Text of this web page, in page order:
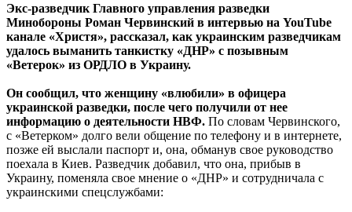
Экс-разведчик Главного управления разведки
Минобороны Роман Червинский в интервью на YouTube
канале «Христя», рассказал, как украинским разведчикам
удалось выманить танкистку «ДНР» с позывным
«Ветерок» из ОРДЛО в Украину.
Он сообщил, что женщину «влюбили» в офицера
украинской разведки, после чего получили от нее
информацию о деятельности НВФ. По словам Червинского,
с «Ветерком» долго вели общение по телефону и в интернете,
позже ей выслали паспорт и, она, обманув свое руководство
поехала в Киев. Разведчик добавил, что она, прибыв в
Украину, поменяла свое мнение о «ДНР» и сотрудничала с
украинскими спецслужбами: